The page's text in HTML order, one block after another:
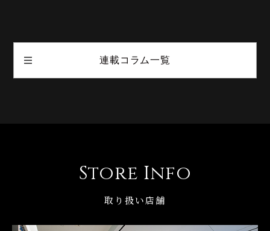
連載コラム一覧
Store Info
取り扱い店舗